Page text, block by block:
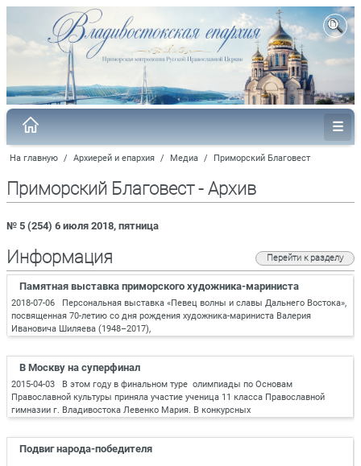
На главную / Архиерей и епархия / Медиа / Приморский Благовест
Приморский Благовест - Архив
№ 5 (254) 6 июля 2018, пятница
Информация Перейти к разделу
Памятная выставка приморского художника-мариниста
2018-07-06 Персональная выставка «Певец волны и славы Дальнего Востока»,
посвященная 70-летию со дня рождения художника-мариниста Валерия
Ивановича Шиляева (1948–2017),
В Москву на суперфинал
2015-04-03 В этом году в финальном туре олимпиады по Основам
Православной культуры приняла участие ученица 11 класса Православной
гимназии г. Владивостока Левенко Мария. В конкурсных
Подвиг народа-победителя